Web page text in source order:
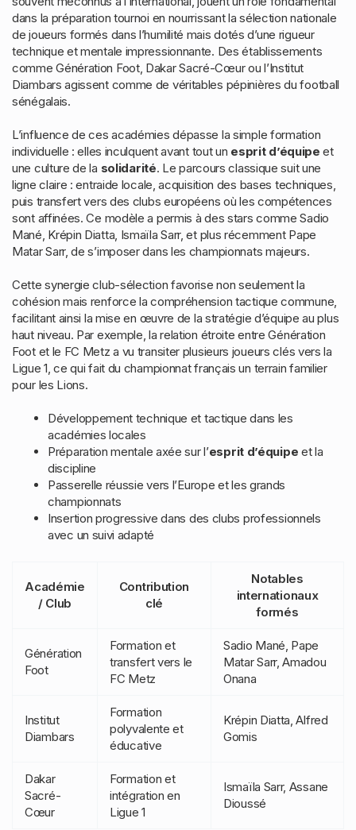
dans la préparation tournoi en nourrissant la sélection nationale
de joueurs formés dans l’humilité mais dotés d’une rigueur
technique et mentale impressionnante. Des établissements
comme Génération Foot, Dakar Sacré-Cœur ou l’Institut
Diambars agissent comme de véritables pépinières du football
sénégalais.
L’influence de ces académies dépasse la simple formation
individuelle : elles inculquent avant tout un esprit d’équipe et
une culture de la solidarité. Le parcours classique suit une
ligne claire : entraide locale, acquisition des bases techniques,
puis transfert vers des clubs européens où les compétences
sont affinées. Ce modèle a permis à des stars comme Sadio
Mané, Krépin Diatta, Ismaïla Sarr, et plus récemment Pape
Matar Sarr, de s’imposer dans les championnats majeurs.
Cette synergie club-sélection favorise non seulement la
cohésion mais renforce la compréhension tactique commune,
facilitant ainsi la mise en œuvre de la stratégie d’équipe au plus
haut niveau. Par exemple, la relation étroite entre Génération
Foot et le FC Metz a vu transiter plusieurs joueurs clés vers la
Ligue 1, ce qui fait du championnat français un terrain familier
pour les Lions.
Développement technique et tactique dans les
académies locales
Préparation mentale axée sur l’esprit d’équipe et la
discipline
Passerelle réussie vers l’Europe et les grands
championnats
Insertion progressive dans des clubs professionnels
avec un suivi adapté
Académie
/ Club
Contribution
clé
Notables
internationaux
formés
Génération
Foot
Formation et
transfert vers le
FC Metz
Sadio Mané, Pape
Matar Sarr, Amadou
Onana
Institut
Diambars
Formation
polyvalente et
éducative
Krépin Diatta, Alfred
Gomis
Dakar
Sacré-
Cœur
Formation et
intégration en
Ligue 1
Ismaïla Sarr, Assane
Dioussé